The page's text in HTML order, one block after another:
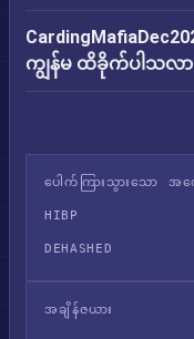
ကျွန်မ ထိခိုက်ပါသလာ
ပေါက်ကြားသွားသော အကေ
HIBP
DEHASHED
အချိန်ဇယား